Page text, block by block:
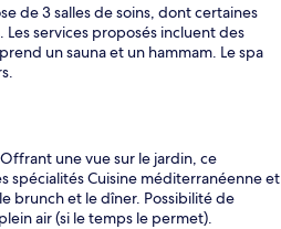
de 3 salles de soins, dont certaines
Les services proposés incluent des
un sauna et un hammam. Le spa
une vue sur le jardin, ce
spécialités Cuisine méditerranéenne et
brunch et le dîner. Possibilité de
air (si le temps le permet).